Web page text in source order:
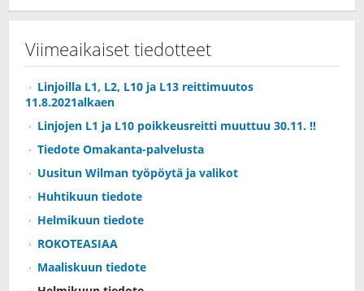
Viimeaikaiset tiedotteet
Linjoilla L1, L2, L10 ja L13 reittimuutos
11.8.2021alkaen
Linjojen L1 ja L10 poikkeusreitti muuttuu 30.11. !!
Tiedote Omakanta-palvelusta
Uusitun Wilman työpöytä ja valikot
Huhtikuun tiedote
Helmikuun tiedote
ROKOTEASIAA
Maaliskuun tiedote